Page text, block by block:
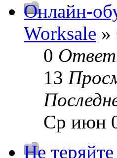
Онлайн-
Worksale »
0
13
Ср июн
Не